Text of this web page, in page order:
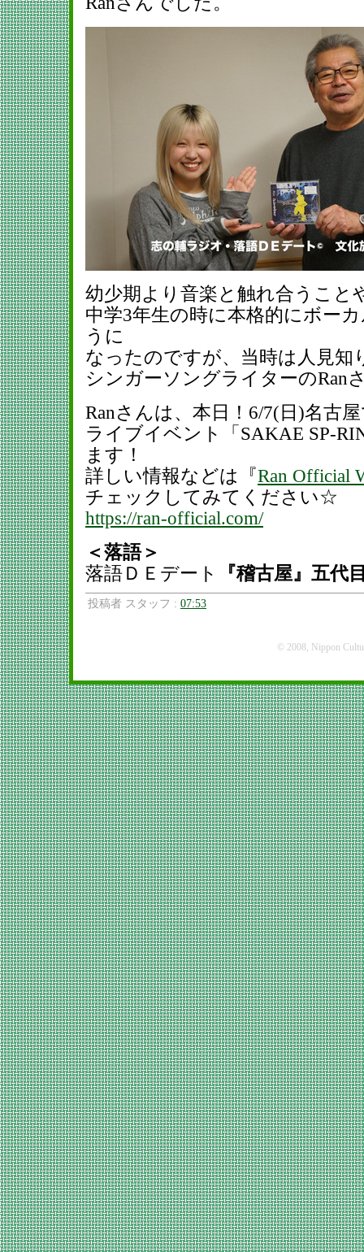
幼少期より音楽と触れ合うこと
中学3年生の時に本格的にボー
うに
なったのですが、当時は人見知
シンガーソングライターのRan
Ranさんは、本日！6/7(日)名古
ライブイベント「SAKAE SP-
ます！
詳しい情報などは『Ran Official
チェックしてみてください☆
https://ran-official.com/
＜落語＞
落語ＤＥデート
『稽古屋』五
投稿者 スタッフ : 07:53
© 2008, Nippon